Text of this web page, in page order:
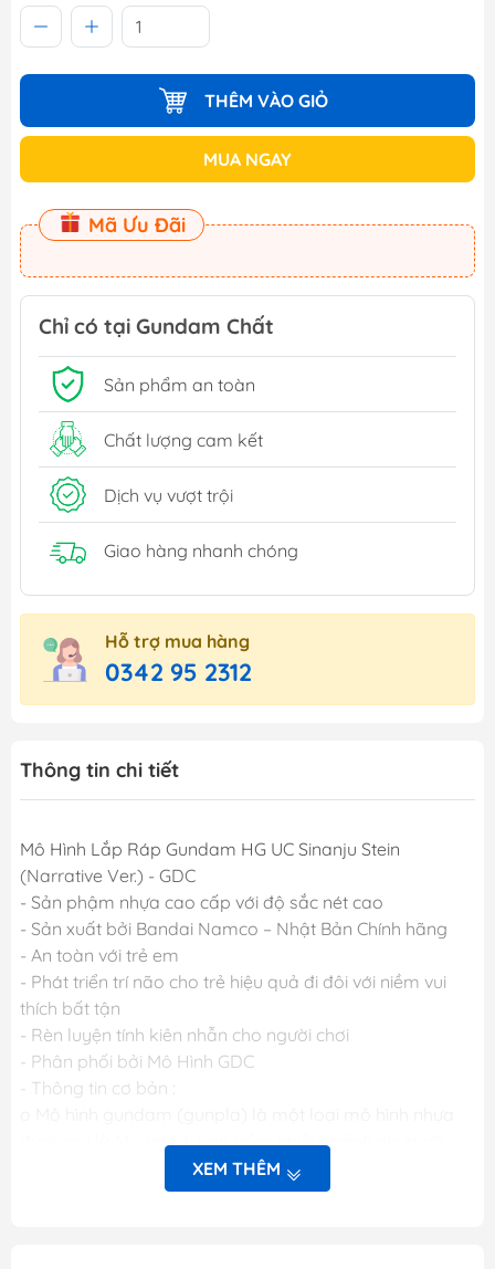
THÊM VÀO GIỎ
MUA NGAY
Mã Ưu Đãi
Chỉ có tại Gundam Chất
Sản phẩm an toàn
Chất lượng cam kết
Dịch vụ vượt trội
Giao hàng nhanh chóng
Hỗ trợ mua hàng
0342 95 2312
Thông tin chi tiết
Mô Hình Lắp Ráp Gundam HG UC Sinanju Stein
(Narrative Ver.) - GDC
- Sản phậm nhựa cao cấp với độ sắc nét cao
- Sản xuất bởi Bandai Namco – Nhật Bản Chính hãng
- An toàn với trẻ em
- Phát triển trí não cho trẻ hiệu quả đi đôi với niềm vui
thích bất tận
- Rèn luyện tính kiên nhẫn cho người chơi
- Phân phối bởi Mô Hình GDC
- Thông tin cơ bản :
được gọi là Model kit, bao gồm nhiều mảnh nhựa rời
được gọi là part (bộ phận), khi lắp ráp các part lại với
nhau sẽ được mô hình hoàn chỉnh. Các mảnh nhựa rời
XEM THÊM